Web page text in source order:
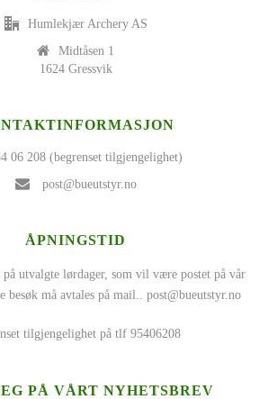
Humlekjær Archery AS
Midtåsen 1
1624 Gressvik
06 208 (begrenset tilgjengelighet)
post@bueutstyr.no
ÅPNINGSTID
utvalgte lørdager, som vil være postet på vår
besøk må avtales på mail.. post@bueutstyr.no
tilgjengelighet på tlf 95406208
PÅ VÅRT NYHETSBREV